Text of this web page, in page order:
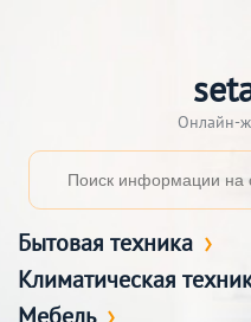
Онлайн-
Бытовая техника
Климатическая